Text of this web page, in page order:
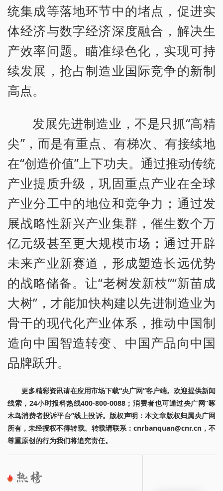
统集成等落地环节中的堵点，促进实
体经济与数字经济深度融合，解决生
产效率问题。瞄准绿色化，实现可持
续发展，抢占制造业国际竞争的新制
高点。
发展先进制造业，不是只抓“高精
尖”，而是有重点、有梯次、有接续地
在“创造价值”上下功夫。通过推动传统
产业提质升级，巩固重点产业在全球
产业分工中的地位和竞争力；通过发
展战略性新兴产业集群，催生数个万
亿元级甚至更大规模市场；通过开辟
未来产业新赛道，形成塑造长远优势
的战略储备。让“老树发新枝”“新苗成
大树”，才能加快构建以先进制造业为
骨干的现代化产业体系，推动中国制
造向中国智造转变、中国产品向中国
品牌跃升。
更多精彩资讯请在应用市场下载“央广网”客户端。欢迎提供新闻
线索，24小时报料热线400-800-0088；消费者也可通过央广网“啄
木鸟消费者投诉平台”线上投诉。版权声明：本文章版权归属央广网
所有，未经授权不得转载。转载请联系：cnrbanquan@cnr.cn，不
尊重原创的行为我们将追究责任。